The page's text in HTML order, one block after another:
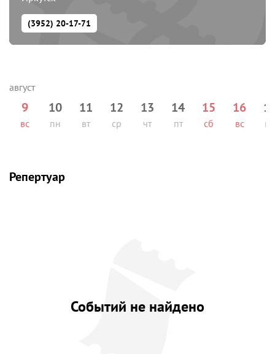
(3952) 20-17-71
9
вс
10
пн
11
вт
12
ср
13
чт
14
пт
15
сб
16
вс пн
Репертуар
Событий не найдено